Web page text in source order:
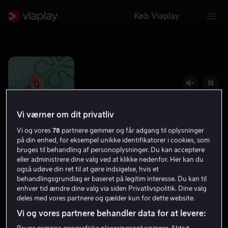
Køb Viaplay
SvampeBob Firkant
8.2 2020 Tilladt for alle
Vi værner om dit privatliv
Vi og vores78 partnere gemmer og får adgang til oplysninger
på din enhed, for eksempel unikke identifikatorer i cookies, som
bruges til behandling af personoplysninger. Du kan acceptere
eller administrere dine valg ved at klikke nedenfor. Her kan du
også udøve din ret til at gøre indsigelse, hvis et
behandlingsgrundlag er baseret på legitim interesse. Du kan til
enhver tid ændre dine valg via siden Privatlivspolitik. Dine valg
deles med vores partnere og gælder kun for dette website.
Vi og vores partnere behandler data for at levere: